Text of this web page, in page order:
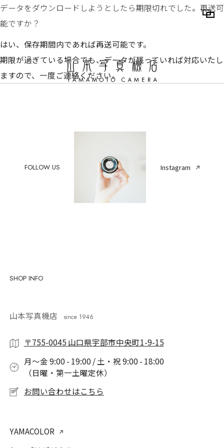
データをダウンロードしようとしたら期限切れでした。再送可
能ですか？
はい、保存期間内であれば再送可能です。
期限が過ぎている場合でも、データが残っていれば対応いたし
ますので、一度ご連絡ください。
SHOP INFO
山本写真機店 since 1946
〒755-0045 山口県宇部市中央町1-9-15
月〜金 9:00 - 19:00 / 土・祝 9:00 - 18:00
（日曜・第一土曜定休）
お問い合わせはこちら
YAMACOLOR
FOLLOW US Instagram